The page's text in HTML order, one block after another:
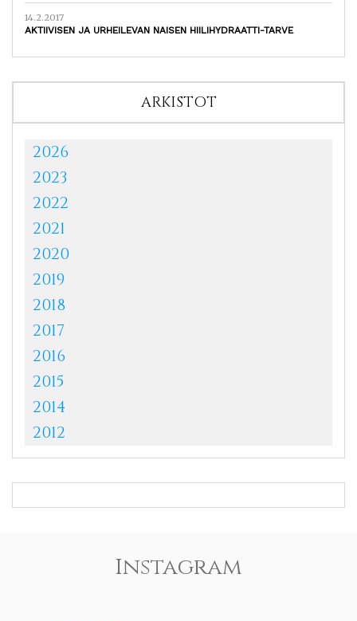
14.2.2017
AKTIIVISEN JA URHEILEVAN NAISEN HIILIHYDRAATTI-TARVE
ARKISTOT
2026
2023
2022
2021
2020
2019
2018
2017
2016
2015
2014
2012
Instagram